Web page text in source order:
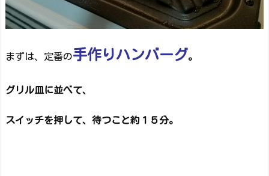
まずは、定番の手作りハンバーグ。
グリル皿に並べて、
スイッチを押して、待つこと約１５分。